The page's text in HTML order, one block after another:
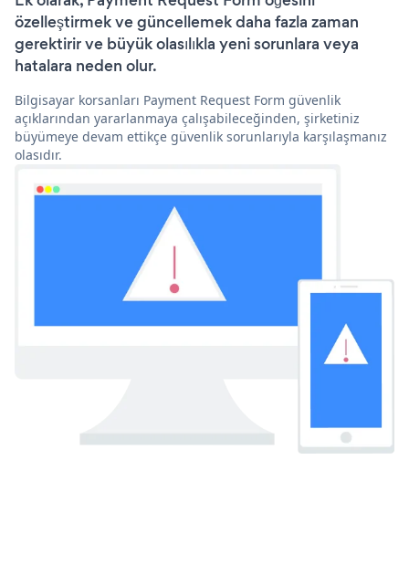
özelleştirmek ve güncellemek daha fazla zaman
gerektirir ve büyük olasılıkla yeni sorunlara veya
hatalara neden olur.
Bilgisayar korsanları Payment Request Form güvenlik
açıklarından yararlanmaya çalışabileceğinden, şirketiniz
büyümeye devam ettikçe güvenlik sorunlarıyla karşılaşmanız
olasıdır.